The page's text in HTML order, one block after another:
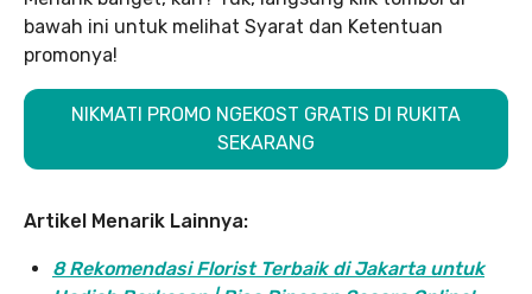
bawah ini untuk melihat Syarat dan Ketentuan
promonya!
NIKMATI PROMO NGEKOST GRATIS DI RUKITA
SEKARANG
Artikel Menarik Lainnya:
8 Rekomendasi Florist Terbaik di Jakarta untuk